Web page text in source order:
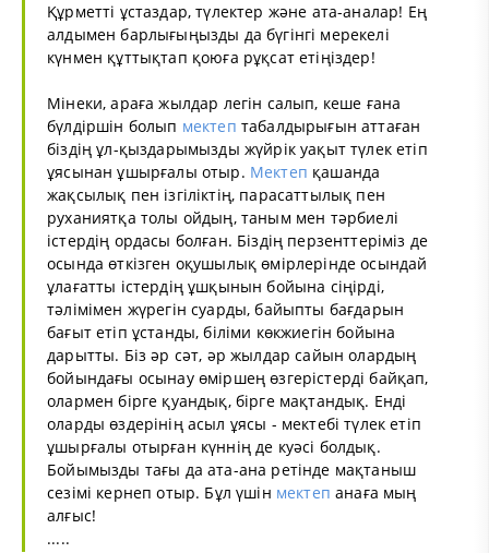
Құрметті ұстаздар, түлектер және ата-аналар! Ең
алдымен барлығыңызды да бүгінгі мерекелі
күнмен құттықтап қоюға рұқсат етіңіздер!
Мінеки, араға жылдар легін салып, кеше ғана
бүлдіршін болып мектеп табалдырығын аттаған
біздің ұл-қыздарымызды жүйрік уақыт түлек етіп
ұясынан ұшырғалы отыр. Мектеп қашанда
жақсылық пен ізгіліктің, парасаттылық пен
руханиятқа толы ойдың, таным мен тәрбиелі
істердің ордасы болған. Біздің перзенттеріміз де
осында өткізген оқушылық өмірлерінде осындай
ұлағатты істердің ұшқынын бойына сіңірді,
тәлімімен жүрегін суарды, байыпты бағдарын
бағыт етіп ұстанды, біліми көкжиегін бойына
дарытты. Біз әр сәт, әр жылдар сайын олардың
бойындағы осынау өміршең өзгерістерді байқап,
олармен бірге қуандық, бірге мақтандық. Енді
оларды өздерінің асыл ұясы - мектебі түлек етіп
ұшырғалы отырған күннің де куәсі болдық.
Бойымызды тағы да ата-ана ретінде мақтаныш
сезімі кернеп отыр. Бұл үшін мектеп анаға мың
алғыс!
.....